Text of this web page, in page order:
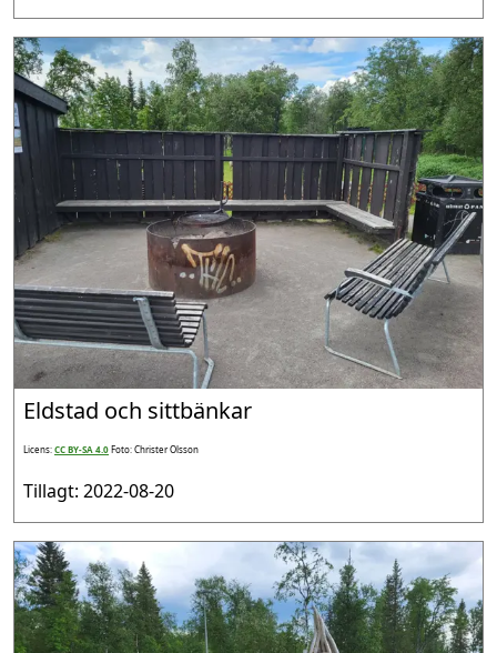
Eldstad och sittbänkar
Licens:CC BY-SA 4.0Foto: Christer Olsson
Tillagt: 2022-08-20